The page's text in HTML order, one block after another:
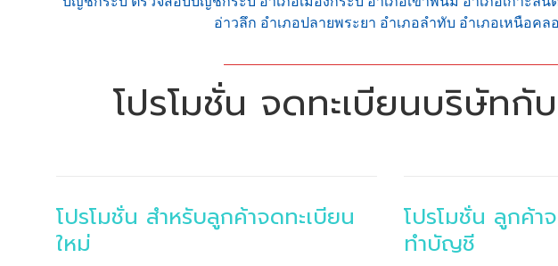
อ่าวลึก อำเภอปลายพระยา อำเภอลำทับ อำเภอเหนือคล
โปรโมชั่น จดทะเบียนบริษัทกั
โปรโมชั่น สำหรับลูกค้าจดทะเบียน
ใหม่
โปรโมชั่น ลูกค้า
ทำบัญชี